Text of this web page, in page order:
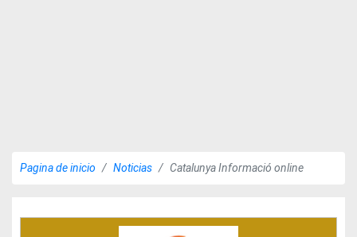
Pagina de inicio Noticias Catalunya Informació online